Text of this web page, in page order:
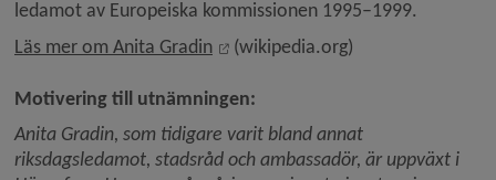
ledamot av Europeiska kommissionen 1995–1999.
Läs mer om Anita Gradin
Länk till annan webbplats,
(wikipedia.org)
Motivering till utnämningen:
Anita Gradin, som tidigare varit bland annat
riksdagsledamot, stadsråd och ambassadör, är uppväxt i